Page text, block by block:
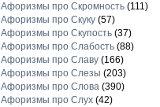
Афоризмы про Скромность(111)
Афоризмы про Скуку(57)
Афоризмы про Скупость(37)
Афоризмы про Слабость(88)
Афоризмы про Славу(166)
Афоризмы про Слезы (203)
Афоризмы про Слова(390)
Афоризмы про Слух(42)